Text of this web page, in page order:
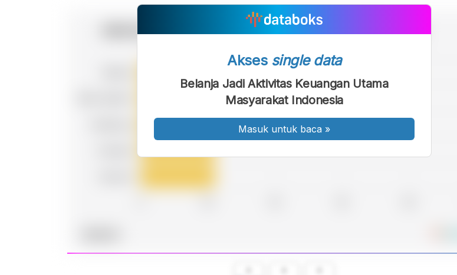
Akses single data
Belanja Jadi Aktivitas Keuangan Utama
Masyarakat Indonesia
Masuk untuk baca »